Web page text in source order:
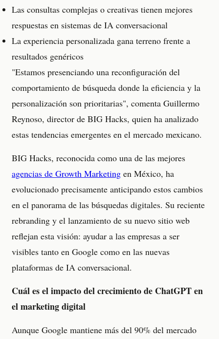
Las consultas complejas o creativas tienen mejores
respuestas en sistemas de IA conversacional
La experiencia personalizada gana terreno frente a
resultados genéricos
"Estamos presenciando una reconfiguración del
comportamiento de búsqueda donde la eficiencia y la
personalización son prioritarias", comenta Guillermo
Reynoso, director de BIG Hacks, quien ha analizado
estas tendencias emergentes en el mercado mexicano.
BIG Hacks, reconocida como una de las mejores
agencias de Growth Marketing en México, ha
evolucionado precisamente anticipando estos cambios
en el panorama de las búsquedas digitales. Su reciente
rebranding y el lanzamiento de su nuevo sitio web
reflejan esta visión: ayudar a las empresas a ser
visibles tanto en Google como en las nuevas
plataformas de IA conversacional.
Cuál es el impacto del crecimiento de ChatGPT en
el marketing digital
Aunque Google mantiene más del 90% del mercado